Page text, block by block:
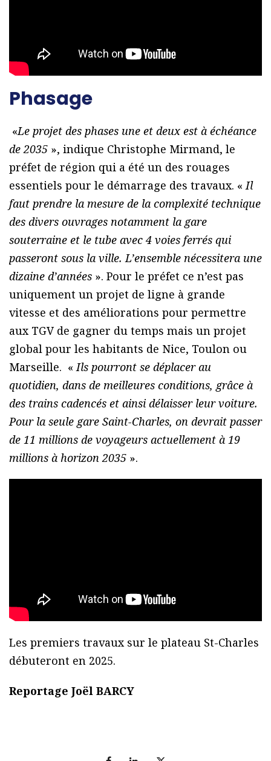
Phasage
«Le projet des phases une et deux est à échéance
de 2035 », indique Christophe Mirmand, le
préfet de région qui a été un des rouages
essentiels pour le démarrage des travaux. « Il
faut prendre la mesure de la complexité technique
des divers ouvrages notamment la gare
souterraine et le tube avec 4 voies ferrés qui
passeront sous la ville. L’ensemble nécessitera une
dizaine d’années ». Pour le préfet ce n’est pas
uniquement un projet de ligne à grande
vitesse et des améliorations pour permettre
aux TGV de gagner du temps mais un projet
global pour les habitants de Nice, Toulon ou
Marseille. « Ils pourront se déplacer au
quotidien, dans de meilleures conditions, grâce à
des trains cadencés et ainsi délaisser leur voiture.
Pour la seule gare Saint-Charles, on devrait passer
de 11 millions de voyageurs actuellement à 19
millions à horizon 2035 ».
Les premiers travaux sur le plateau St-Charles
débuteront en 2025.
Reportage Joël BARCY